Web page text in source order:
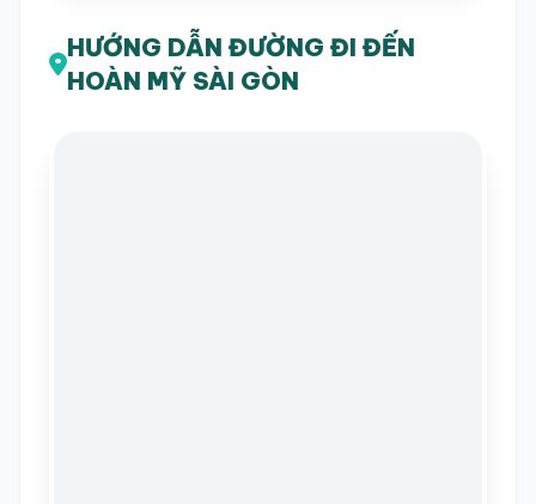
HƯỚNG DẪN ĐƯỜNG ĐI ĐẾN
HOÀN MỸ SÀI GÒN